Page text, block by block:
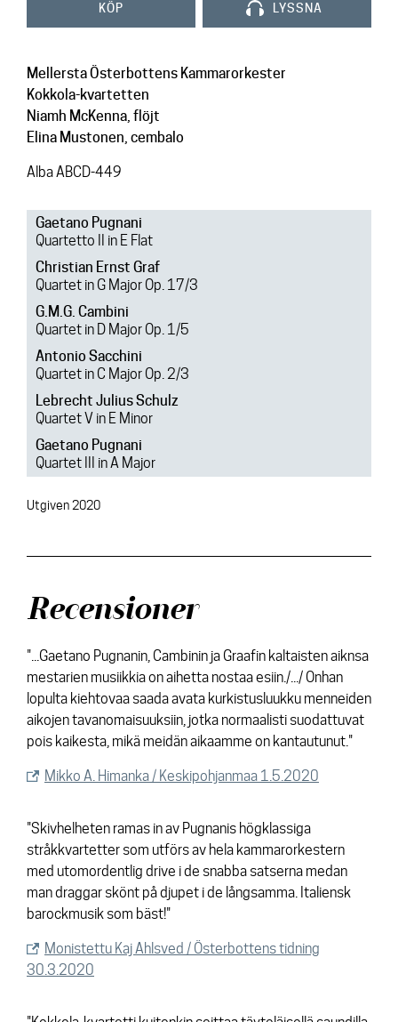
KÖP LYSSNA
Mellersta Österbottens Kammarorkester
Kokkola-kvartetten
Niamh McKenna, flöjt
Elina Mustonen, cembalo
Alba ABCD-449
Gaetano Pugnani
Quartetto II in E Flat
Christian Ernst Graf
Quartet in G Major Op. 17/3
G.M.G. Cambini
Quartet in D Major Op. 1/5
Antonio Sacchini
Quartet in C Major Op. 2/3
Lebrecht Julius Schulz
Quartet V in E Minor
Gaetano Pugnani
Quartet III in A Major
Utgiven 2020
Recensioner
"...Gaetano Pugnanin, Cambinin ja Graafin kaltaisten aiknsa
mestarien musiikkia on aihetta nostaa esiin./.../ Onhan
lopulta kiehtovaa saada avata kurkistusluukku menneiden
aikojen tavanomaisuuksiin, jotka normaalisti suodattuvat
pois kaikesta, mikä meidän aikaamme on kantautunut."
Mikko A. Himanka / Keskipohjanmaa 1.5.2020
"Skivhelheten ramas in av Pugnanis högklassiga
stråkkvartetter som utförs av hela kammarorkestern
med utomordentlig drive i de snabba satserna medan
man draggar skönt på djupet i de långsamma. Italiensk
barockmusik som bäst!"
Monistettu Kaj Ahlsved / Österbottens tidning
30.3.2020